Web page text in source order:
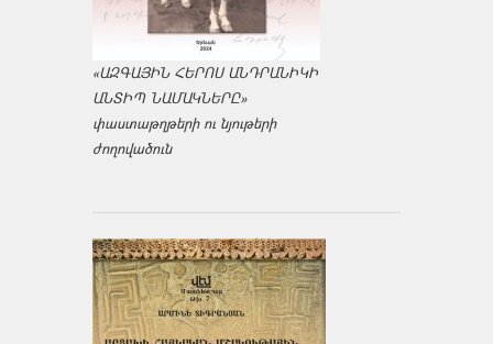
«ԱԶԳԱՅԻՆ ՀԵՐՈՍ ԱՆԴՐԱՆԻԿԻ
ԱՆՏԻՊ ՆԱՄԱԿՆԵՐԸ»
փաստաթղթերի ու նյութերի
ժողովածուն